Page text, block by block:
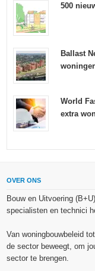
500
Ballast
World
extra
OVER ONS
Bouw en Uitvoering
specialisten en technici
Van woningbouwbeleid
de sector beweegt, om
sector te brengen.